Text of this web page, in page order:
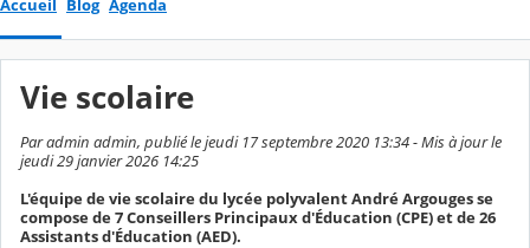
Accueil Blog Agenda
Vie scolaire
Par admin admin, publié le jeudi 17 septembre 2020 13:34 - Mis à jour le
jeudi 29 janvier 2026 14:25
L'équipe de vie scolaire du lycée polyvalent André Argouges se
compose de 7 Conseillers Principaux d'Éducation (CPE) et de 26
Assistants d'Éducation (AED).